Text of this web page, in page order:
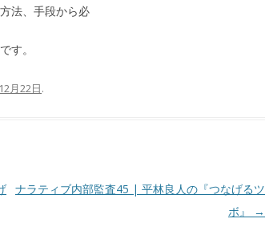
法、手段から必
す。
月22日.
ナラティブ内部監査45 | 平林良人の『つなげるツ
ボ』
→